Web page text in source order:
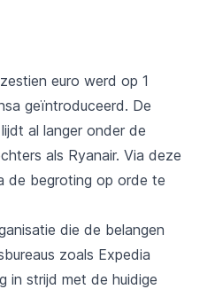
euro werd op 1
geïntroduceerd. De
al langer onder de
als Ryanair. Via deze
de begroting op orde te
die de belangen
zoals Expedia
in strijd met de huidige